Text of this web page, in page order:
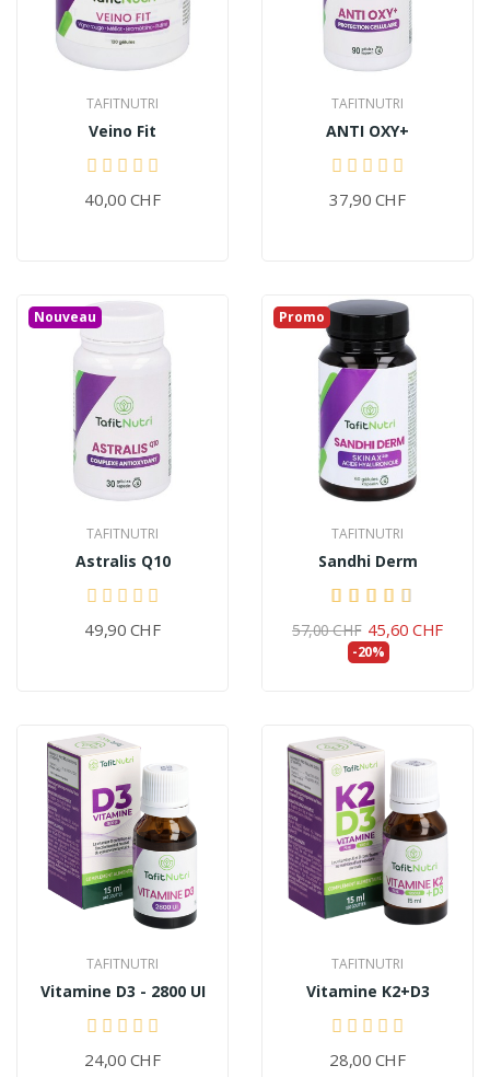
TAFITNUTRI
Veino Fit
40,00 CHF
TAFITNUTRI
ANTI OXY+
37,90 CHF
Nouveau
TAFITNUTRI
Astralis Q10
49,90 CHF
Promo
TAFITNUTRI
Sandhi Derm
57,00 CHF 45,60 CHF
-20%
TAFITNUTRI
Vitamine D3 - 2800 UI
24,00 CHF
TAFITNUTRI
Vitamine K2+D3
28,00 CHF